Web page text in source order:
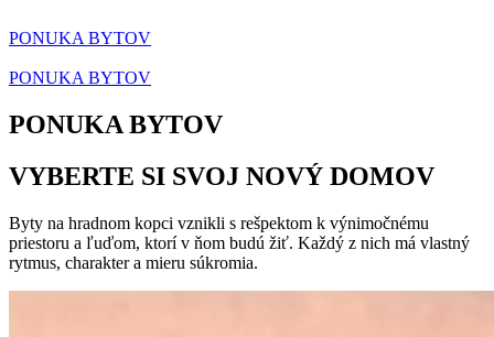
PONUKA BYTOV
PONUKA BYTOV
PONUKA BYTOV
VYBERTE SI SVOJ NOVÝ DOMOV
Byty na hradnom kopci vznikli s rešpektom k výnimočnému
priestoru a ľuďom, ktorí v ňom budú žiť. Každý z nich má vlastný
rytmus, charakter a mieru súkromia.